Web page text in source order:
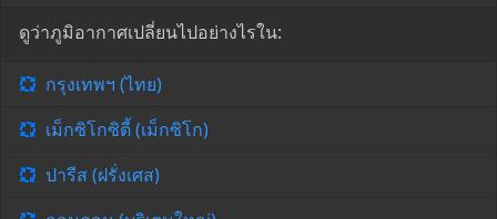
ดูว่าภูมิอากาศเปลี่ยนไปอย่างไรใน:
กรุงเทพฯ (ไทย)
เม็กซิโกซิตี้ (เม็กซิโก)
ปารีส (ฝรั่งเศส)